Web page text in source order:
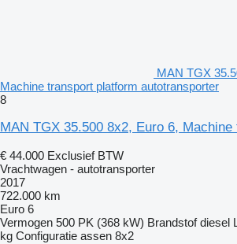
MAN TGX
Machine transport platform autotransporter
8
MAN TGX 35.500 8x2, Euro 6,
€ 44.000 Exclusief BTW
Vrachtwagen - autotransporter
2017
722.000 km
Euro 6
Vermogen 500 PK (368 kW) Brandstof diesel
kg Configuratie assen 8x2